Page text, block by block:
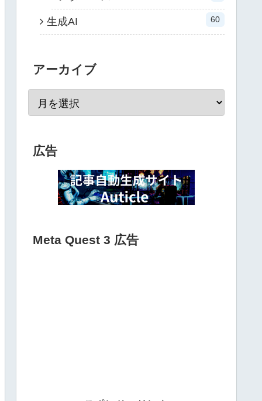
生成AI 60
アーカイブ
広告
Meta Quest 3 広告